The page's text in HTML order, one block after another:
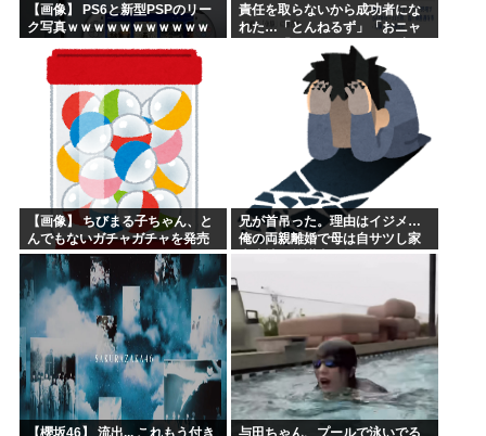
【画像】 PS6と新型PSPのリー
ク写真ｗｗｗｗｗｗｗｗｗｗｗ
責任を取らないから成功者にな
れた…「とんねるず」「おニャ
ン子」「AKB」とヒットを出し
続けた秋元康の哲学！！！
【画像】 ちびまる子ちゃん、と
んでもないガチャガチャを発売
してしまうｗｗｗｗ
兄が首吊った。理由はイジメ…
俺の両親離婚で母は自サツし家
庭崩壊→首謀者を探しだした俺
刑受けた。子に復讐されるだろ...
【櫻坂46】 流出... これもう付き 与田ちゃん、プールで泳いでる